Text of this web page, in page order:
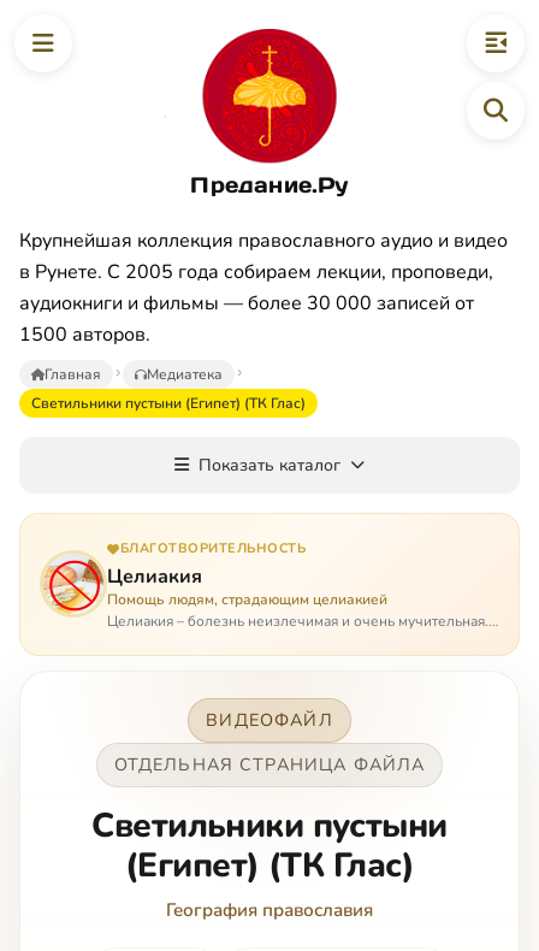
Предание.Ру
Крупнейшая коллекция православного аудио и видео
в Рунете. С 2005 года собираем лекции, проповеди,
аудиокниги и фильмы — более 30 000 записей от
1500 авторов.
Главная
Медиатека
Светильники пустыни (Египет) (ТК Глас)
Показать каталог
БЛАГОТВОРИТЕЛЬНОСТЬ
Целиакия
Помощь людям, страдающим целиакией
Целиакия – болезнь неизлечимая и очень мучительная.
целиакией страдает в одиночестве, не представляя
ВИДЕОФАЙЛ
ОТДЕЛЬНАЯ СТРАНИЦА ФАЙЛА
Светильники пустыни
(Египет) (ТК Глас)
География православия